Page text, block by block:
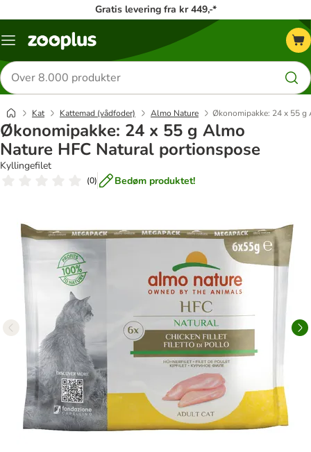
Gratis levering fra kr 449,-*
Menu
Søg
efter
produkter
Kat Kattemad (vådfoder) Almo Nature Økonomipakke: 24 x 55 g
Økonomipakke: 24 x 55 g Almo
Nature HFC Natural portionspose
Kyllingefilet
(0) Bedøm produktet!